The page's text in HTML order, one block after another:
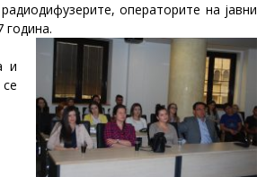
операторите на јавни
година.
и